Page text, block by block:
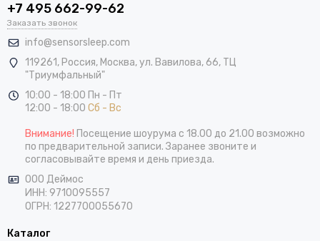
+7 495 662-99-62
Заказать звонок
info@sensorsleep.com
119261,Россия,Москва,ул. Вавилова, 66, ТЦ
"Триумфальный"
10:00 - 18:00 Пн - Пт
12:00 - 18:00 Сб - Вс
Внимание! Посещение шоурума с 18.00 до 21.00 возможно
по предварительной записи. Заранее звоните и
согласовывайте время и день приезда.
ООО Деймос
ИНН: 9710095557
ОГРН: 1227700055670
Каталог